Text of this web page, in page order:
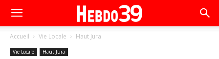
Accueil Vie Locale Haut Jura
Vie Locale Haut Jura